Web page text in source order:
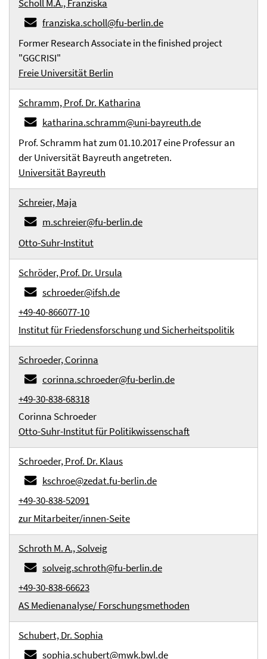
Scholl M.A., Franziska
franziska.scholl@fu-berlin.de
Former Research Associate in the finished project
"GGCRISI"
Freie Universität Berlin
Schramm, Prof. Dr. Katharina
katharina.schramm@uni-bayreuth.de
Prof. Schramm hat zum 01.10.2017 eine Professur an
der Universität Bayreuth angetreten.
Universität Bayreuth
Schreier, Maja
m.schreier@fu-berlin.de
Otto-Suhr-Institut
Schröder, Prof. Dr. Ursula
schroeder@ifsh.de
+49-40-866077-10
Institut für Friedensforschung und Sicherheitspolitik
Schroeder, Corinna
corinna.schroeder@fu-berlin.de
+49-30-838-68318
Corinna Schroeder
Otto-Suhr-Institut für Politikwissenschaft
Schroeder, Prof. Dr. Klaus
kschroe@zedat.fu-berlin.de
+49-30-838-52091
zur Mitarbeiter/innen-Seite
Schroth M. A., Solveig
solveig.schroth@fu-berlin.de
+49-30-838-66623
AS Medienanalyse/ Forschungsmethoden
Schubert, Dr. Sophia
sophia.schubert@mwk.bwl.de